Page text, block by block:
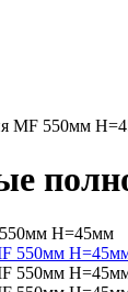
MF 550мм
Н=45мм